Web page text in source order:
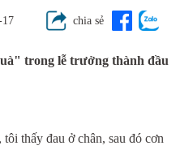
17 chia sẻ
trong lễ trưởng thành đầu
thấy đau ở chân, sau đó cơn